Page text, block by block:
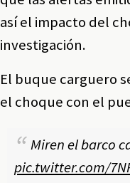
así el impacto del
investigación.
El buque carguero
el choque con el
Miren el barco
pic.twitter.com/